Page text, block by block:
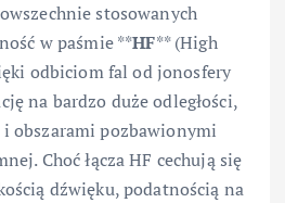
stosowanych
w paśmie **HF** (High
odbiciom fal od jonosfery
na bardzo duże odległości,
obszarami pozbawionymi
Choć łącza HF cechują się
dźwięku, podatnością na